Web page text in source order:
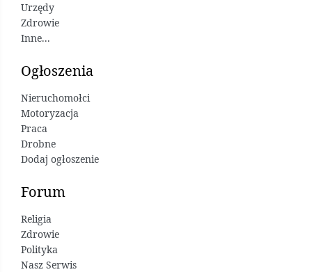
Urzędy
Zdrowie
Inne...
Ogłoszenia
Nieruchomołci
Motoryzacja
Praca
Drobne
Dodaj ogłoszenie
Forum
Religia
Zdrowie
Polityka
Nasz Serwis